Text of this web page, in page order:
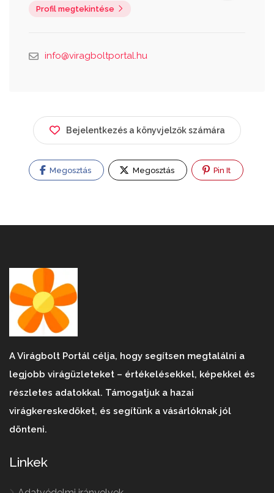
Profil megtekintése
info@viragboltportal.hu
Bejelentkezés a könyvjelzők számára
Megosztás Megosztás Pin It
A Virágbolt Portál célja, hogy segítsen megtalálni a
legjobb virágüzleteket – értékelésekkel, képekkel és
részletes adatokkal. Támogatjuk a hazai
virágkereskedőket, és segítünk a vásárlóknak jól
dönteni.
Linkek